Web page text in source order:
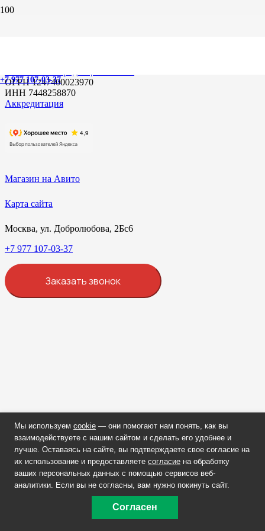
+7 977 107-03-37
ОГРН 1247400023970
ИНН 7448258870
Аккредитация
Магазин на Авито
Карта сайта
Москва, ул. Добролюбова, 2Бс6
+7 977 107-03-37
Заказать звонок
Мы используем cookie — они помогают нам понять, как вы
взаимодействуете с нашим сайтом и сделать его удобнее и
лучше. Оставаясь на сайте, вы подтверждаете свое согласие на
их использование и предоставляете согласие на обработку
ваших персональных данных с помощью сервисов веб-
аналитики. Если вы не согласны, вам нужно покинуть сайт.
Согласен